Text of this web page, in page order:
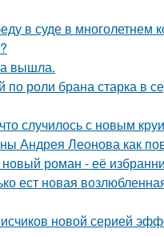
в суде в
вышла.
по роли брана старка в
случилось с новым
Андрея Леонова как
роман - её
ест новая
новой серией